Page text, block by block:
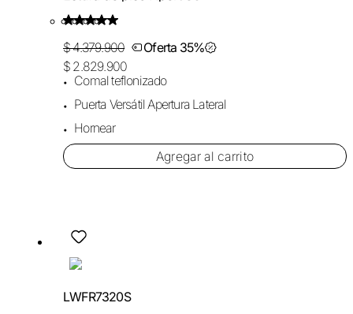
$ 4.379.900
Oferta 35%
$ 2.829.900
Comal teflonizado
Puerta Versátil Apertura Lateral
Hornear
Agregar al carrito
LWFR7320S